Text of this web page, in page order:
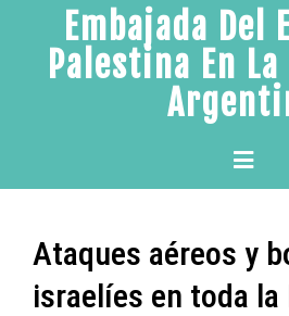
content
Embajada Del
Palestina En
Primary
Menu
Ataques aéreos y
israelíes en toda la